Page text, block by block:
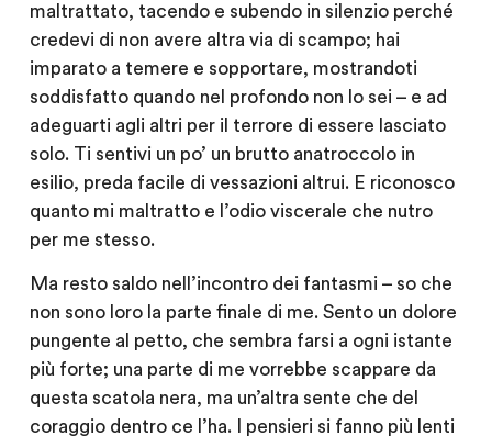
maltrattato, tacendo e subendo in silenzio perché
credevi di non avere altra via di scampo; hai
imparato a temere e sopportare, mostrandoti
soddisfatto quando nel profondo non lo sei – e ad
adeguarti agli altri per il terrore di essere lasciato
solo. Ti sentivi un po’ un brutto anatroccolo in
esilio, preda facile di vessazioni altrui. E riconosco
quanto mi maltratto e l’odio viscerale che nutro
per me stesso.
Ma resto saldo nell’incontro dei fantasmi – so che
non sono loro la parte finale di me. Sento un dolore
pungente al petto, che sembra farsi a ogni istante
più forte; una parte di me vorrebbe scappare da
questa scatola nera, ma un’altra sente che del
coraggio dentro ce l’ha. I pensieri si fanno più lenti